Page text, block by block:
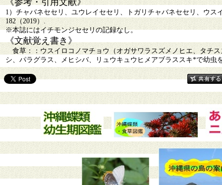
《参考・引用文献》
1）チャバネセセリ、ユウレイセセリ、トガリチャバネセセリ、ウ
182（2019）.
※本誌にはイチモンジセセリの記録なし。
《文献覚え書き》
食草：：ウスイロコノマチョウ（オガサワラスズメノヒエ、タチ
シ、パラグラス、メヒシバ、リュウキュウヒメアブラススキ*で幼